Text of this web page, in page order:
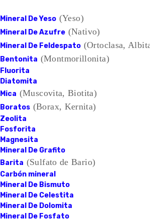
Mineral De Yeso (Yeso)
Mineral De Azufre (Nativo)
Mineral De Feldespato (Ortoclasa,
Bentonita (Montmorillonita)
Fluorita
Diatomita
Mica (Muscovita, Biotita)
Boratos (Borax, Kernita)
Zeolita
Fosforita
Magnesita
Mineral De Grafito
Barita (Sulfato de Bario)
Carbón mineral
Mineral De Bismuto
Mineral De Celestita
Mineral De Dolomita
Mineral De Fosfato